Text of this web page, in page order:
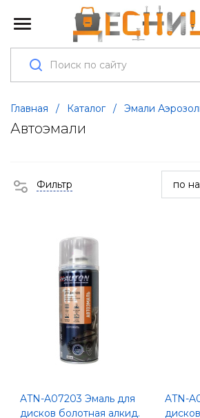
Главная / Каталог / Эмали
Автоэмали
Фильтр
ATN-A07203 Эмаль для
дисков болотная алкид.
ATN-